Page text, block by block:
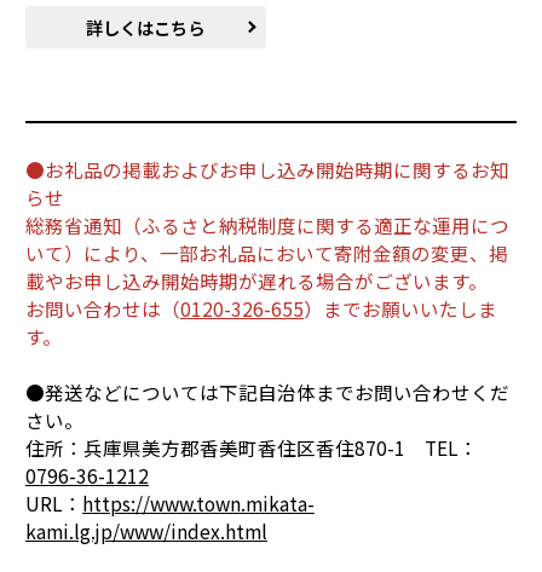
詳しくはこちら
●お礼品の掲載およびお申し込み開始時期に関するお知
らせ
総務省通知（ふるさと納税制度に関する適正な運用につ
いて）により、一部お礼品において寄附金額の変更、掲
載やお申し込み開始時期が遅れる場合がございます。
お問い合わせは（0120-326-655）までお願いいたしま
す。
●発送などについては下記自治体までお問い合わせくだ
さい。
住所：兵庫県美方郡香美町香住区香住870-1 TEL：
0796-36-1212
URL： https://www.town.mikata-
kami.lg.jp/www/index.html